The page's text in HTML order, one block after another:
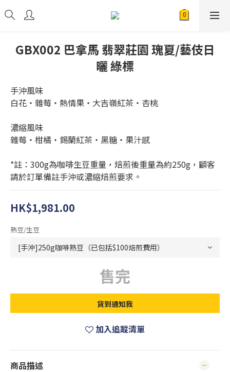
GBX002 巴拿馬 翡翠莊園 瑰夏/藝伎日
曬 綠標
手沖風味
白花・雜莓・熱情果・大吉嶺紅茶・杏桃
濃縮風味
雜莓・柑橘・錫蘭紅茶・黑糖・果汁感
*註：300g為咖啡生豆重量，焙煎後重量為約250g，顧客
請於訂單備註手沖或濃縮焙煎要求。
HK$1,981.00
熟豆/生豆
售完
貨到通知我
加入追蹤清單
商品描述